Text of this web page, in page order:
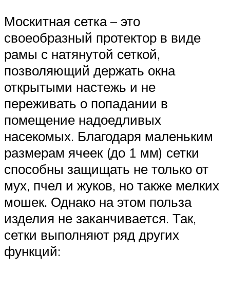
Москитная сетка – это
своеобразный протектор в виде
рамы с натянутой сеткой,
позволяющий держать окна
открытыми настежь и не
переживать о попадании в
помещение надоедливых
насекомых. Благодаря маленьким
размерам ячеек (до 1 мм) сетки
способны защищать не только от
мух, пчел и жуков, но также мелких
мошек. Однако на этом польза
изделия не заканчивается. Так,
сетки выполняют ряд других
функций: